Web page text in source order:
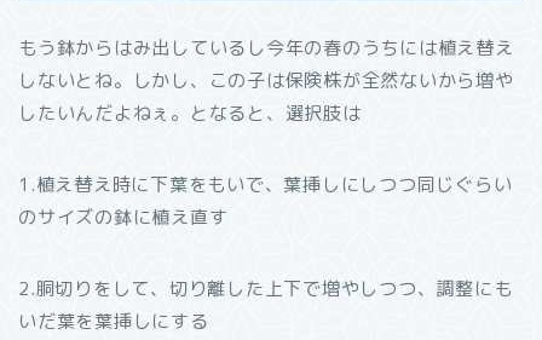
もう鉢からはみ出しているし今年の春のうちには植え替え
しないとね。しかし、この子は保険株が全然ないから増や
したいんだよねぇ。となると、選択肢は
1.植え替え時に下葉をもいで、葉挿しにしつつ同じぐらい
のサイズの鉢に植え直す
2.胴切りをして、切り離した上下で増やしつつ、調整にも
いだ葉を葉挿しにする